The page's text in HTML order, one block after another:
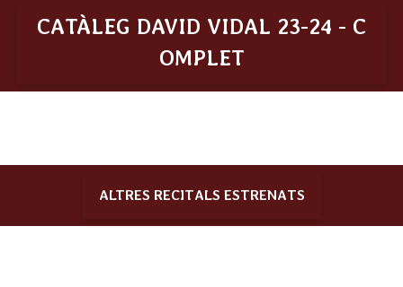
CATÀLEG DAVID VIDAL 23-24 - C
OMPLET
ALTRES RECITALS ESTRENATS